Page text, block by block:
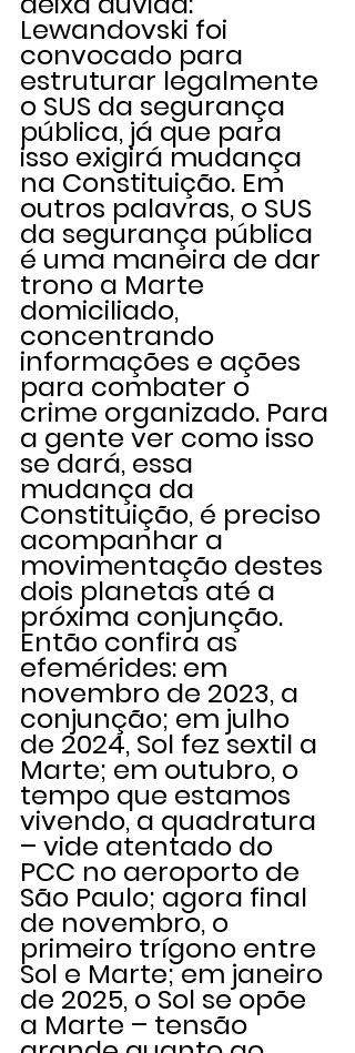
Lewandovski foi
convocado para
estruturar legalmente
o SUS da segurança
pública, já que para
isso exigirá mudança
na Constituição. Em
outros palavras, o SUS
da segurança pública
é uma maneira de dar
trono a Marte
domiciliado,
concentrando
informações e ações
para combater o
crime organizado. Para
a gente ver como isso
se dará, essa
mudança da
Constituição, é preciso
acompanhar a
movimentação destes
dois planetas até a
próxima conjunção.
Então confira as
efemérides: em
novembro de 2023, a
conjunção; em julho
de 2024, Sol fez sextil a
Marte; em outubro, o
tempo que estamos
vivendo, a quadratura
– vide atentado do
PCC no aeroporto de
São Paulo; agora final
de novembro, o
primeiro trígono entre
Sol e Marte; em janeiro
de 2025, o Sol se opõe
a Marte – tensão